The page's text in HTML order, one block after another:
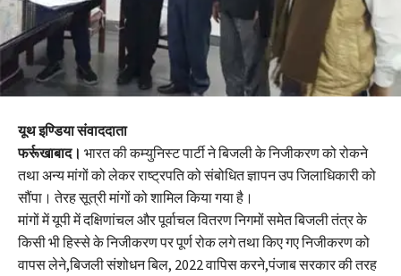
यूथ इण्डिया संवाददाता
फर्रूखाबाद। भारत की कम्युनिस्ट पार्टी ने बिजली के निजीकरण को रोकने
तथा अन्य मांगों को लेकर राष्ट्रपति को संबोधित ज्ञापन उप जिलाधिकारी को
सौंपा। तेरह सूत्री मांगों को शामिल किया गया है।
मांगों में यूपी में दक्षिणांचल और पूर्वाचल वितरण निगमों समेत बिजली तंत्र के
किसी भी हिस्से के निजीकरण पर पूर्ण रोक लगे तथा किए गए निजीकरण को
वापस लेने,बिजली संशोधन बिल, 2022 वापिस करने,पंजाब सरकार की तरह